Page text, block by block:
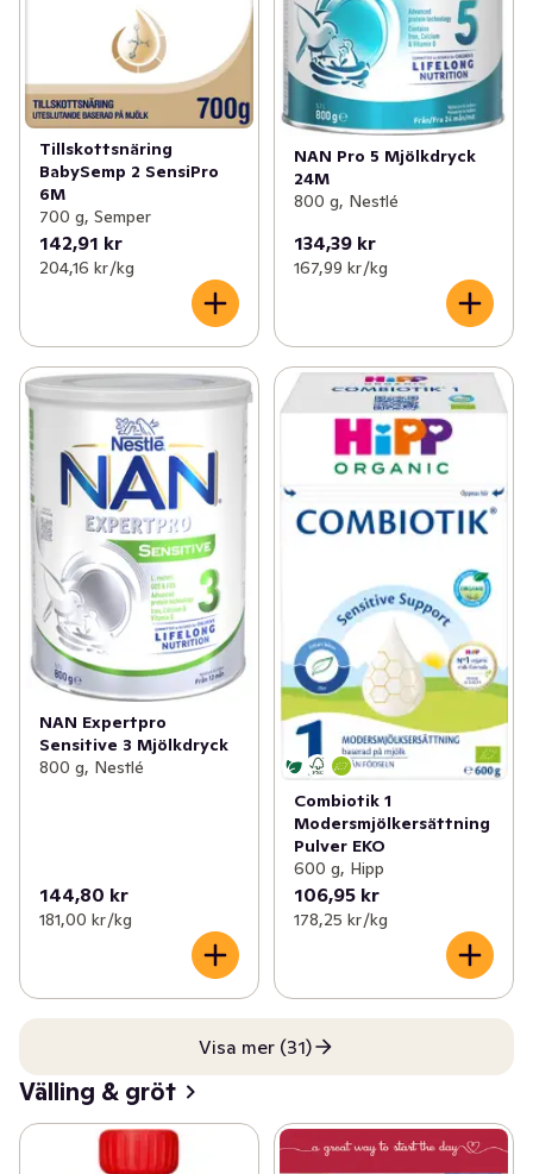
Tillskottsnäring
BabySemp 2 SensiPro
6M
700 g, Semper
142,91 kr
204,16 kr /kg
NAN Pro 5 Mjölkdryck
24M
800 g, Nestlé
134,39 kr
167,99 kr /kg
NAN Expertpro
Sensitive 3 Mjölkdryck
800 g, Nestlé
144,80 kr
181,00 kr /kg
Combiotik 1
Modersmjölkersättning
Pulver EKO
600 g, Hipp
106,95 kr
178,25 kr /kg
Visa mer (31)
Välling & gröt